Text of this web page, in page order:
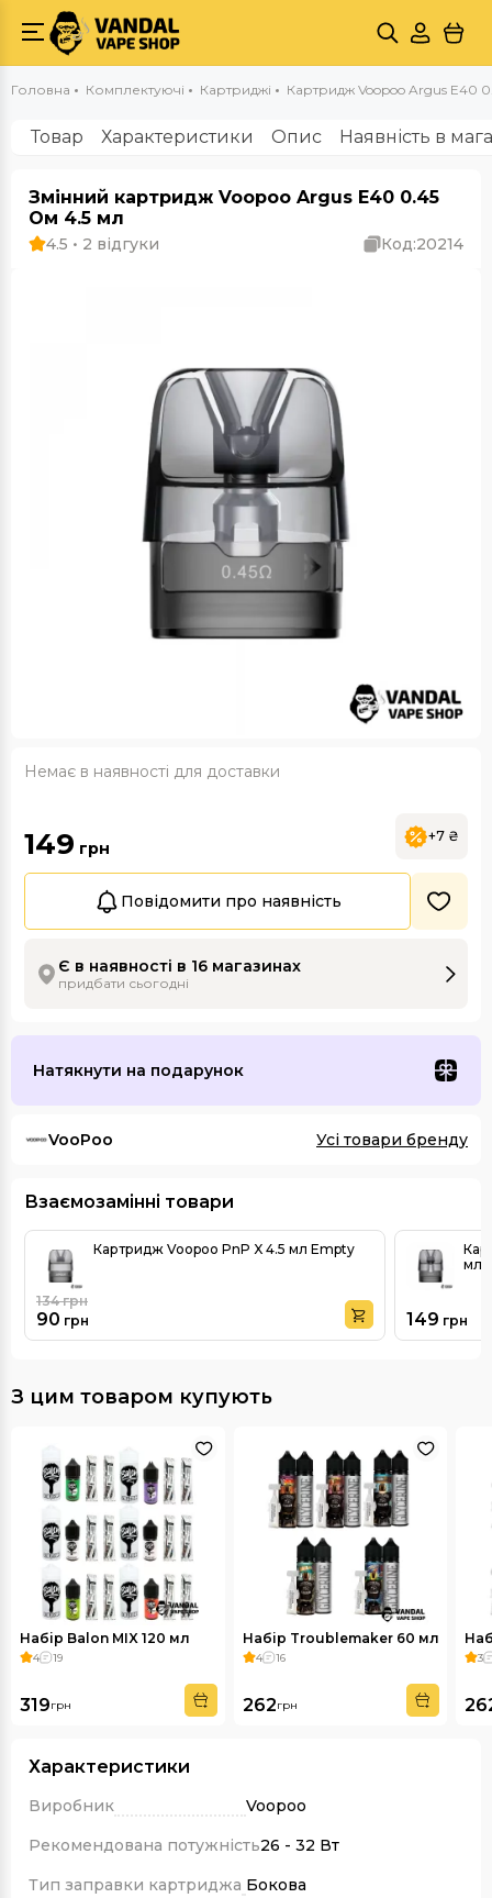
Головна Комплектуючі Картриджі Картридж Voopoo Argus E40
Товар Характеристики Опис Наявність в
Змінний картридж Voopoo Argus E40 0.45
Ом 4.5 мл
4.5 • 2 відгуки Код:20214
Немає в наявності для доставки
149 грн
+7 ₴
Повідомити про наявність
Є в наявності в 16 магазинах
придбати сьогодні
Натякнути на подарунок
VooPoo Усі товари бренду
Взаємозамінні товари
Картридж Voopoo PnP X 4.5 мл Empty
90 грн
134грн
мл
149 грн
З цим товаром купують
Набір Balon MIX 120 мл
4 19
319грн
Набір Troublemaker 60 мл
4 16
262грн
3
Характеристики
Виробник
Voopoo
Рекомендована потужність26 - 32 Вт
Тип заправки картриджа Бокова